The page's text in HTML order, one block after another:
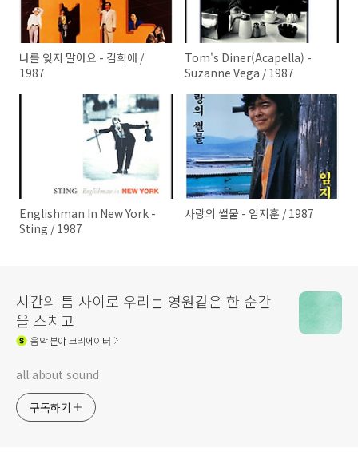
나를 잊지 말아요 - 김희애 /
1987
Tom's Diner(Acapella) -
Suzanne Vega / 1987
Englishman In New York -
Sting / 1987
사랑의 썰물 - 임지훈 / 1987
시간의 틈 사이로 우리는 영원같은 한 순간
을 스치고
음악분야 크리에이터
all about sound
구독하기